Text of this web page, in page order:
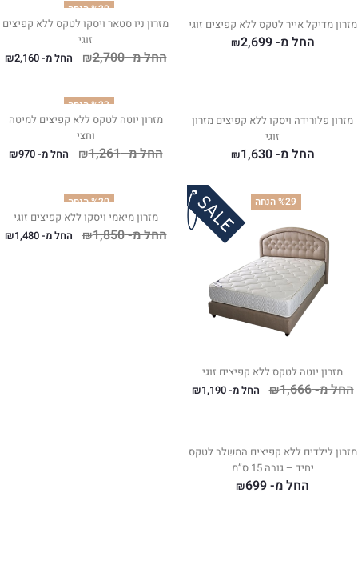
מזרון מדיקל אייר לטקס ללא קפיצים זוגי
החל מ- ₪2,699
%20 הנחה
מזרון ניו סטאר ויסקו לטקס ללא קפיצים
זוגי
החל מ- ₪2,700 החל מ- ₪2,160
מזרון פלורידה ויסקו ללא קפיצים מזרון
זוגי
החל מ- ₪1,630
%23 הנחה
מזרון יוטה לטקס ללא קפיצים למיטה
וחצי
החל מ- ₪1,261 החל מ- ₪970
%29 הנחה
מזרון יוטה לטקס ללא קפיצים זוגי
החל מ- ₪1,666 החל מ- ₪1,190
%20 הנחה
מזרון מיאמי ויסקו ללא קפיצים זוגי
החל מ- ₪1,850 החל מ- ₪1,480
מזרון לילדים ללא קפיצים המשלב לטקס
יחיד – גובה 15 ס”מ
החל מ- ₪699